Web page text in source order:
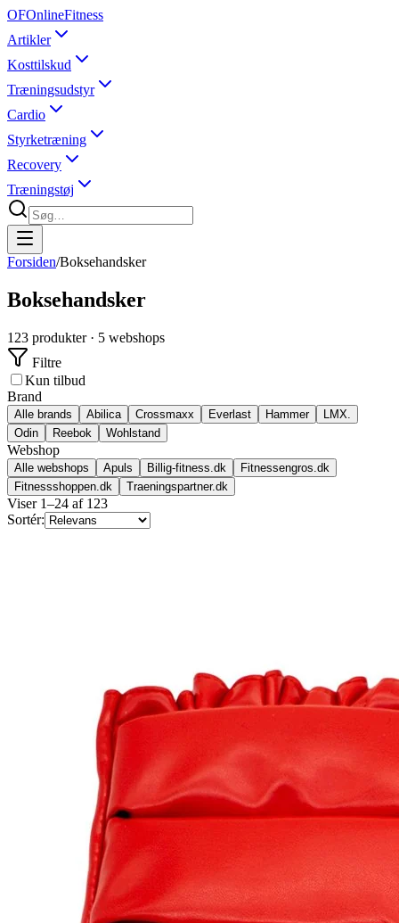
OFOnlineFitness
Artikler
Kosttilskud
Træningsudstyr
Cardio
Styrketræning
Recovery
Træningstøj
Forsiden/Boksehandsker
Boksehandsker
123 produkter · 5 webshops
Filtre
Kun tilbud
Brand
Alle brands Abilica Crossmaxx Everlast Hammer
LMX.
Odin
Reebok Wohlstand
Webshop
Alle webshops Apuls Billig-fitness.dk
Fitnessengros.dk
Fitnessshoppen.dk
Traeningspartner.dk
Viser 1–24 af 123
Sortér: